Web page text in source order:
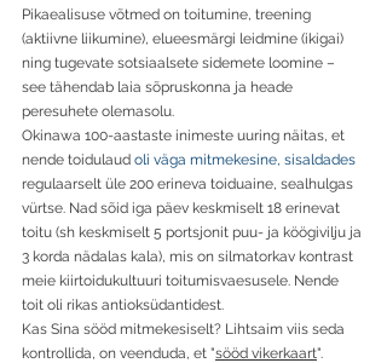
Pikaealisuse võtmed on toitumine, treening
(aktiivne liikumine), elueesmärgi leidmine (ikigai)
ning tugevate sotsiaalsete sidemete loomine –
see tähendab laia sõpruskonna ja heade
peresuhete olemasolu.
Okinawa 100-aastaste inimeste uuring näitas, et
nende toidulaud oli väga mitmekesine, sisaldades
regulaarselt üle 200 erineva toiduaine, sealhulgas
vürtse. Nad sõid iga päev keskmiselt 18 erinevat
toitu (sh keskmiselt 5 portsjonit puu- ja köögivilju ja
3 korda nädalas kala), mis on silmatorkav kontrast
meie kiirtoidukultuuri toitumisvaesusele. Nende
toit oli rikas antioksüdantidest.
Kas Sina sööd mitmekesiselt? Lihtsaim viis seda
kontrollida, on veenduda, et "sööd vikerkaart".